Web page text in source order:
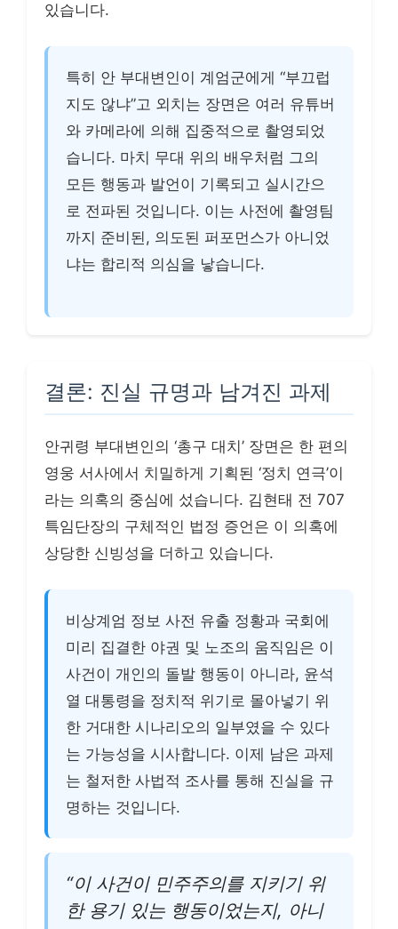
있습니다.
특히 안 부대변인이 계엄군에게 “부끄럽
지도 않냐”고 외치는 장면은 여러 유튜버
와 카메라에 의해 집중적으로 촬영되었
습니다. 마치 무대 위의 배우처럼 그의
모든 행동과 발언이 기록되고 실시간으
로 전파된 것입니다. 이는 사전에 촬영팀
까지 준비된, 의도된 퍼포먼스가 아니었
냐는 합리적 의심을 낳습니다.
결론: 진실 규명과 남겨진 과제
안귀령 부대변인의 ‘총구 대치’ 장면은 한 편의
영웅 서사에서 치밀하게 기획된 ‘정치 연극’이
라는 의혹의 중심에 섰습니다. 김현태 전 707
특임단장의 구체적인 법정 증언은 이 의혹에
상당한 신빙성을 더하고 있습니다.
비상계엄 정보 사전 유출 정황과 국회에
미리 집결한 야권 및 노조의 움직임은 이
사건이 개인의 돌발 행동이 아니라, 윤석
열 대통령을 정치적 위기로 몰아넣기 위
한 거대한 시나리오의 일부였을 수 있다
는 가능성을 시사합니다. 이제 남은 과제
는 철저한 사법적 조사를 통해 진실을 규
명하는 것입니다.
“이 사건이 민주주의를 지키기 위
한 용기 있는 행동이었는지, 아니